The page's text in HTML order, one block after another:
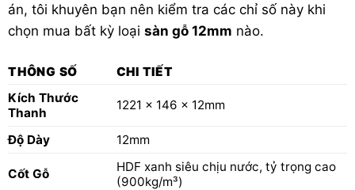
án, tôi khuyên bạn nên kiểm tra các chỉ số này khi
chọn mua bất kỳ loại sàn gỗ 12mm nào.
THÔNG SỐ
CHI TIẾT
Kích Thước
Thanh
1221 x 146 x 12mm
Độ Dày 12mm
Cốt Gỗ
HDF xanh siêu chịu nước, tỷ trọng cao
(900kg/m³)